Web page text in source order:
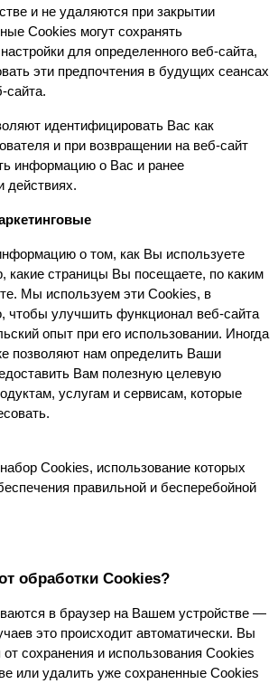
и не удаляются при закрытии
Сookies могут сохранять
для определенного веб-сайта,
эти предпочтения в будущих сеансах
сайта.
идентифицировать Вас как
и при возвращении на веб-сайт
информацию о Вас и ранее
действиях.
о том, как Вы используете
какие страницы Вы посещаете, по каким
Мы используем эти Cookies, в
чтобы улучшить функционал веб-сайта
опыт при его использовании. Иногда
позволяют нам определить Ваши
Вам полезную целевую
услугам и сервисам, которые
Cookies, использование которых
правильной и бесперебойной
обработки Сookies?
в браузер на Вашем устройстве —
это происходит автоматически. Вы
от сохранения и использования Cookies
или удалить уже сохраненные Cookies